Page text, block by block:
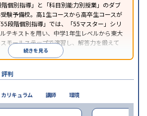
個別指導」と「科目別能力別授業」のダブ
験予備校。高1生コースから高卒生コースが
段階個別指導」では、「55マスター」シリ
テキストを用い、中学1年生レベルから東大
モールステップで演習し、解答力を鍛えて
続きを見る
評判
カリキュラム 講師 環境